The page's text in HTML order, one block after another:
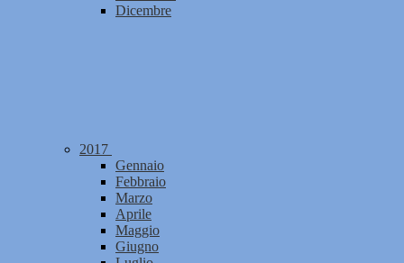
Dicembre
2017
Gennaio
Febbraio
Marzo
Aprile
Maggio
Giugno